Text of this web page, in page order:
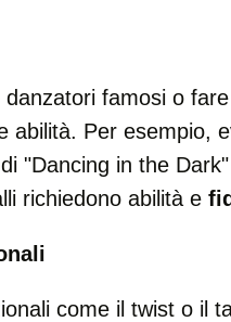
famosi o
abilità. Per esempio,
"Dancing in the
richiedono abilità e
come il twist o il